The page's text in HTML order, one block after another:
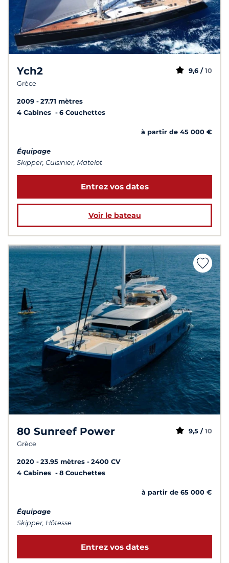
Ych2
Grèce
9,6 / 10
2009
27.71 mètres
4 Cabines
6 Couchettes
à partir de 45 000 €
Équipage
Skipper, Cuisinier, Matelot
Entrez vos dates
Voir le bateau
80 Sunreef Power
Grèce
9,5 / 10
2020 23.95 mètres
2400 CV
4 Cabines
8 Couchettes
à partir de 65 000 €
Équipage
Skipper, Hôtesse
Entrez vos dates